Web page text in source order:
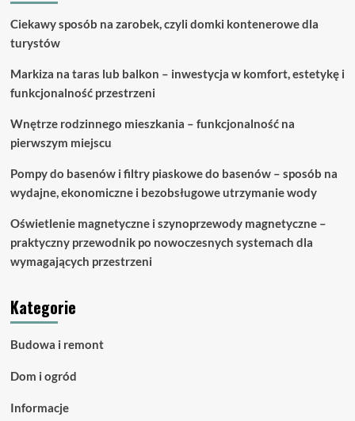
Ciekawy sposób na zarobek, czyli domki kontenerowe dla
turystów
Markiza na taras lub balkon – inwestycja w komfort, estetykę i
funkcjonalność przestrzeni
Wnętrze rodzinnego mieszkania – funkcjonalność na
pierwszym miejscu
Pompy do basenów i filtry piaskowe do basenów – sposób na
wydajne, ekonomiczne i bezobsługowe utrzymanie wody
Oświetlenie magnetyczne i szynoprzewody magnetyczne –
praktyczny przewodnik po nowoczesnych systemach dla
wymagających przestrzeni
Kategorie
Budowa i remont
Dom i ogród
Informacje